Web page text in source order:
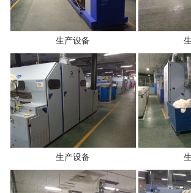
生产设备
生产设备